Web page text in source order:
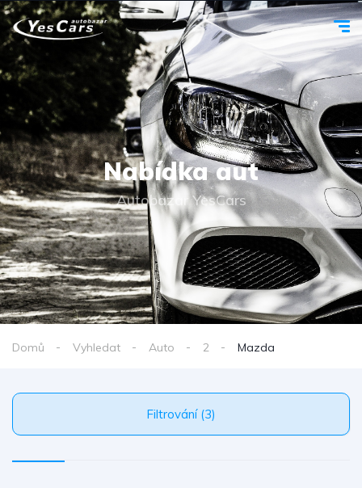
Nabídka aut
Autobazar YesCars
Domů Vyhledat Auto 2 Mazda
Filtrování (3)